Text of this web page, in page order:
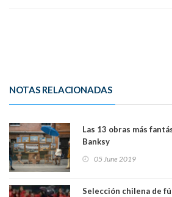
NOTAS RELACIONADAS
Las 13 obras más
Banksy
05 June 2019
Selección chilena de